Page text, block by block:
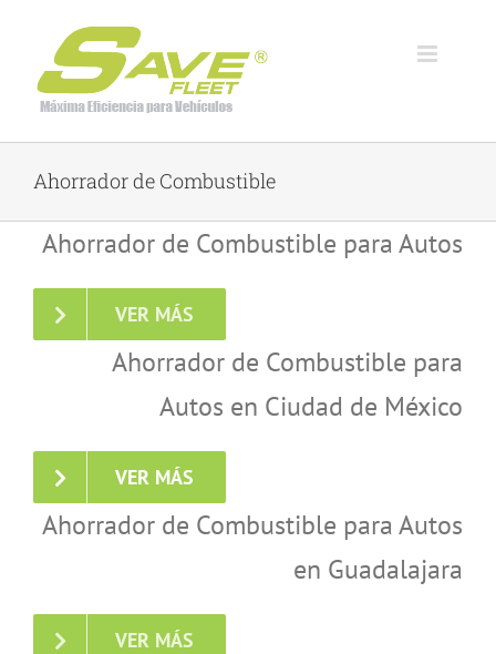
content
Ahorrador de Combustible
Ahorrador de Combustible para Autos
VER MÁS
Ahorrador de Combustible para
Autos en Ciudad de México
VER MÁS
Ahorrador de Combustible para Autos
en Guadalajara
VER MÁS